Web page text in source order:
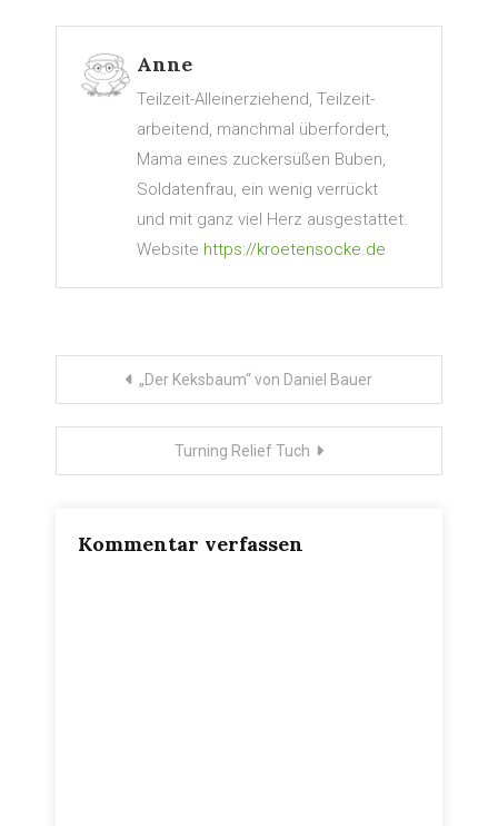
Anne
Teilzeit-Alleinerziehend, Teilzeit-
arbeitend, manchmal überfordert,
Mama eines zuckersüßen Buben,
Soldatenfrau, ein wenig verrückt
und mit ganz viel Herz ausgestattet.
Website https://kroetensocke.de
Beitragsnavigation
„Der Keksbaum“ von Daniel Bauer
Turning Relief Tuch
Kommentar verfassen